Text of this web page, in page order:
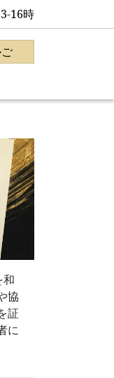
16時
協
証
に